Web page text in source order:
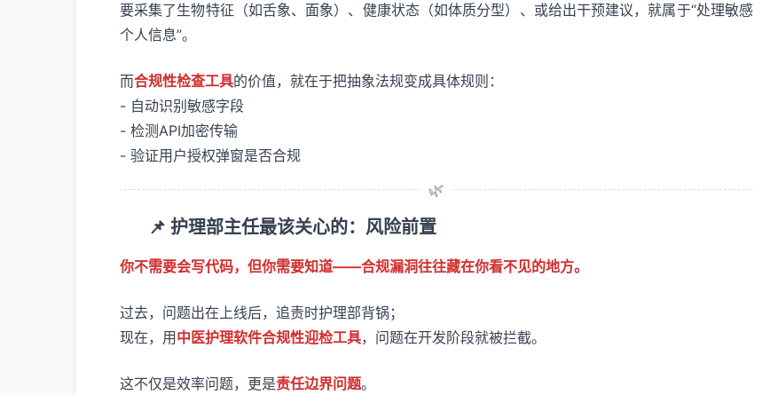
要采集了生物特征（如舌象、面象）、健康状态（如体质分型）、或给出干预建议，就属于“处理敏感
个人信息”。
而合规性检查工具的价值，就在于把抽象法规变成具体规则：
- 自动识别敏感字段
- 检测API加密传输
- 验证用户授权弹窗是否合规
🌿
📌 护理部主任最该关心的：风险前置
你不需要会写代码，但你需要知道——合规漏洞往往藏在你看不见的地方。
过去，问题出在上线后，追责时护理部背锅；
现在，用 中医护理软件合规性迎检工具，问题在开发阶段就被拦截。
这不仅是效率问题，更是责任边界问题。